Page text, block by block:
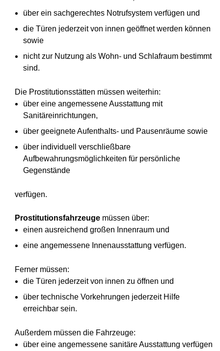
über ein sachgerechtes Notrufsystem verfügen und
die Türen jederzeit von innen geöffnet werden können
sowie
nicht zur Nutzung als Wohn- und Schlafraum bestimmt
sind.
Die Prostitutionsstätten müssen weiterhin:
über eine angemessene Ausstattung mit
Sanitäreinrichtungen,
über geeignete Aufenthalts- und Pausenräume sowie
über individuell verschließbare
Aufbewahrungsmöglichkeiten für persönliche
Gegenstände
verfügen.
Prostitutionsfahrzeugemüssen über:
einen ausreichend großen Innenraum und
eine angemessene Innenausstattung verfügen.
Ferner müssen:
die Türen jederzeit von innen zu öffnen und
über technische Vorkehrungen jederzeit Hilfe
erreichbar sein.
Außerdem müssen die Fahrzeuge:
über eine angemessene sanitäre Ausstattung verfügen